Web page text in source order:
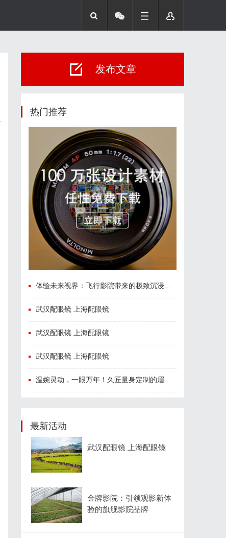
发布文章
热门推荐
体验未来视界：飞行影院带来的极致沉浸感享受
武汉配眼镜 上海配眼镜
武汉配眼镜 上海配眼镜
武汉配眼镜 上海配眼镜
温婉灵动，一眼万年！久匠量身定制的眉眼唇，才是你整张脸的点睛之笔！淡颜系女生的气质加分项
最新活动
武汉配眼镜 上海配眼镜
金牌影院：引领观影新体
验的旗舰影院品牌